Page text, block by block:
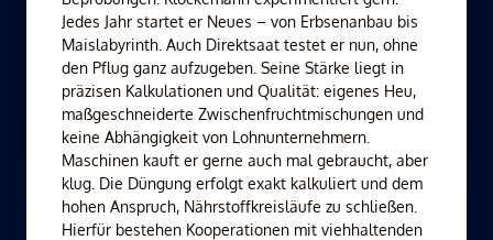
Jedes Jahr startet er Neues – von Erbsenanbau bis
Maislabyrinth. Auch Direktsaat testet er nun, ohne
den Pflug ganz aufzugeben. Seine Stärke liegt in
präzisen Kalkulationen und Qualität: eigenes Heu,
maßgeschneiderte Zwischenfruchtmischungen und
keine Abhängigkeit von Lohnunternehmern.
Maschinen kauft er gerne auch mal gebraucht, aber
klug. Die Düngung erfolgt exakt kalkuliert und dem
hohen Anspruch, Nährstoffkreisläufe zu schließen.
Hierfür bestehen Kooperationen mit viehhaltenden